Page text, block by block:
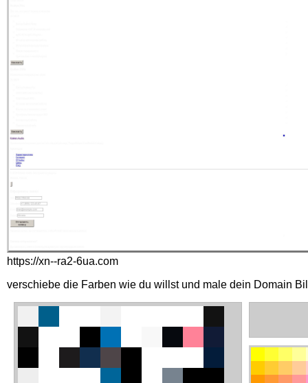
https://xn--ra2-6ua.com
verschiebe die Farben wie du willst und male dein Domain